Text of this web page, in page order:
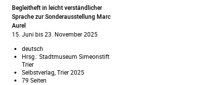
Begleitheft in leicht verständlicher
Sprache zur Sonderausstellung Marc
Aurel
15. Juni bis 23. November 2025
deutsch
Hrsg.: Stadtmuseum Simeonstift
Trier
Selbstverlag, Trier 2025
79 Seiten